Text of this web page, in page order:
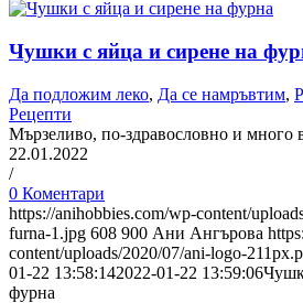
Чушки с яйца и сирене на
Да подложим леко, Да се намръвтим,
Рецепти
Мързеливо, по-здравословно и много
22.01.2022
/
0 Коментари
https://anihobbies.com/wp-content/
furna-1.jpg 608 900 Ани Ангърова
content/uploads/2020/07/ani-logo-
01-22 13:58:142022-01-22 13:59:06
фурна